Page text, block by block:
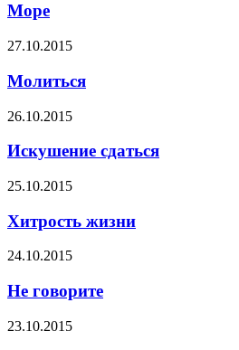
Море
27.10.2015
Молиться
26.10.2015
Искушение сдаться
25.10.2015
Хитрость жизни
24.10.2015
Не говорите
23.10.2015